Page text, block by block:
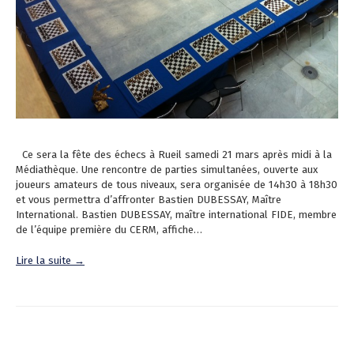
Ce sera la fête des échecs à Rueil samedi 21 mars après midi à la
Médiathèque. Une rencontre de parties simultanées, ouverte aux
joueurs amateurs de tous niveaux, sera organisée de 14h30 à 18h30
et vous permettra d’affronter Bastien DUBESSAY, Maître
International. Bastien DUBESSAY, maître international FIDE, membre
de l’équipe première du CERM, affiche…
Lire la suite →